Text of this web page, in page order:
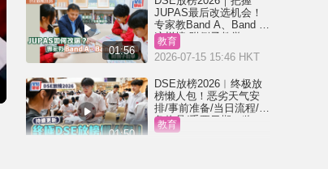
01:56
JUPAS最后改选机会！
专家教Band A、Band B
这样填 附例子教学
教育
2026-07-15 15:46 HKT
01:50
DSE放榜2026︱终极放
榜懒人包！恶劣天气安
排/事前准备/当日流程/必
备物品/重要日期一览
（持续更新）
教育